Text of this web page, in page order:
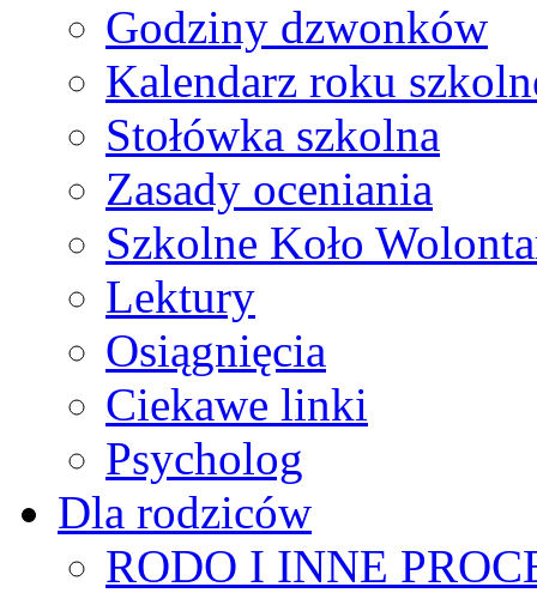
Godziny dzwonków
Kalendarz roku
Stołówka szkolna
Zasady oceniania
Szkolne Koło
Lektury
Osiągnięcia
Ciekawe linki
Psycholog
Dla rodziców
RODO I INNE